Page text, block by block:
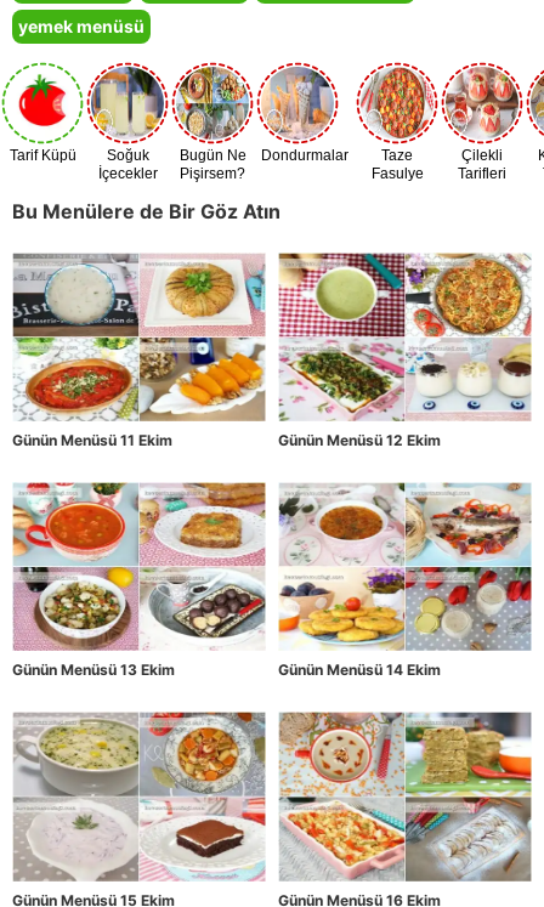
yemek menüsü
Tarif Küpü
Soğuk
İçecekler
Bugün Ne
Pişirsem?
Dondurmalar
Taze
Fasulye
Çilekli
Tarifleri
Bu Menülere de Bir Göz Atın
Günün Menüsü 11 Ekim Günün Menüsü 12 Ekim
Günün Menüsü 13 Ekim Günün Menüsü 14 Ekim
Günün Menüsü 15 Ekim Günün Menüsü 16 Ekim